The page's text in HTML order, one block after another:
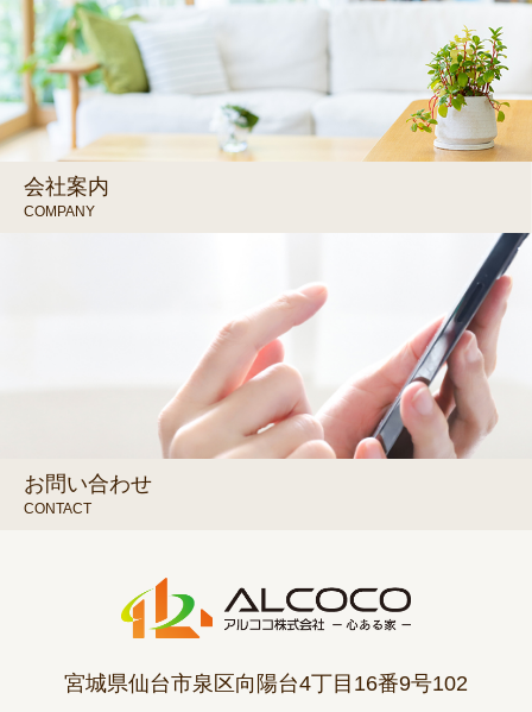
会社案内
COMPANY
お問い合わせ
CONTACT
宮城県仙台市泉区向陽台4丁目16番9号102